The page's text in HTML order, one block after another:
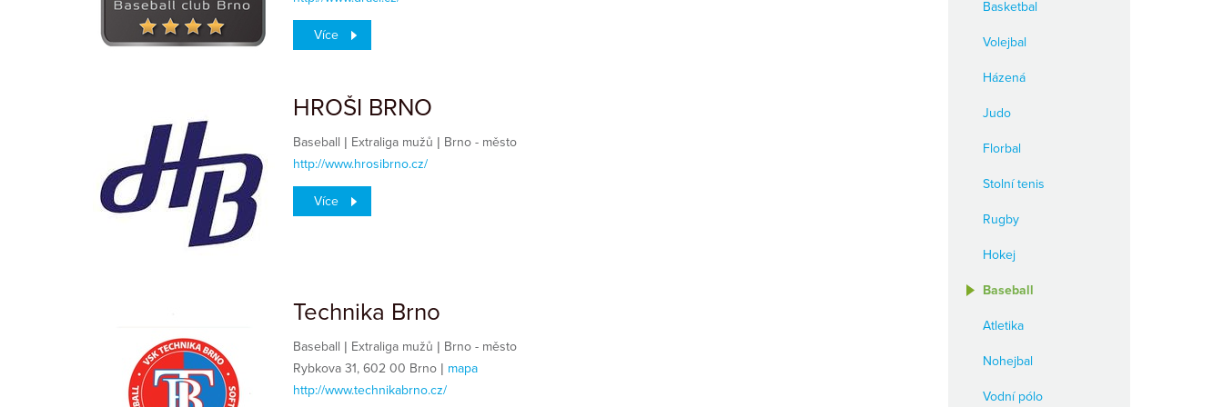
Více
HROŠI BRNO
Baseball | Extraliga mužů | Brno - město
http://www.hrosibrno.cz/
Více
Technika Brno
Baseball | Extraliga mužů | Brno - město
Rybkova 31, 602 00 Brno | mapa
http://www.technikabrno.cz/
Basketbal
Volejbal
Házená
Judo
Florbal
Stolní tenis
Rugby
Hokej
Baseball
Atletika
Nohejbal
Vodní pólo